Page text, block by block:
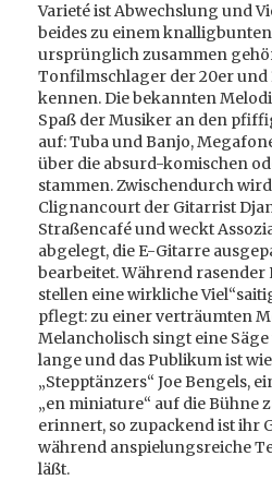
Varieté ist Abwechslung und
beides zu einem
ursprünglich zusammen
Tonfilmschlager der 20er und
kennen. Die bekannten
Spaß der Musiker an den
auf: Tuba und Banjo,
über die absurd-komischen
stammen. Zwischendurch
Clignancourt der Gitarrist
Straßencafé und weckt
abgelegt, die E-Gitarre
bearbeitet. Während
stellen eine wirkliche
pflegt: zu einer verträumten
Melancholisch singt eine
lange und das Publikum ist
„Stepptänzers“ Joe Bengels,
„en miniature“ auf die Bühne
erinnert, so zupackend ist ihr
während anspielungsreiche
läßt.